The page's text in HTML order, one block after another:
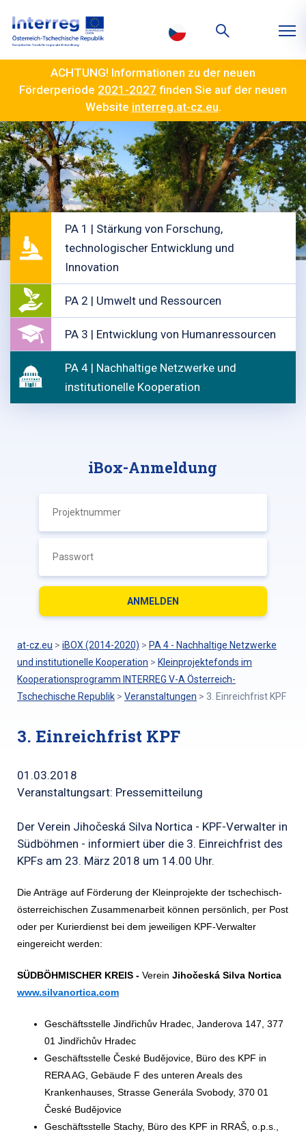
ACHTUNG! Informationen zu der neuen
Förderperiode 2021-2027 finden Sie auf der neuen
Website interreg.at-cz.eu.
PA 1 | Stärkung von Forschung,
technologischer Entwicklung und
Innovation
PA 2 | Umwelt und Ressourcen
PA 3 | Entwicklung von Humanressourcen
PA 4 | Nachhaltige Netzwerke und
institutionelle Kooperation
iBox-Anmeldung
at-cz.eu > iBOX (2014-2020) > PA 4 - Nachhaltige Netzwerke
und institutionelle Kooperation > Kleinprojektefonds im
Kooperationsprogramm INTERREG V-A Österreich-
Tschechische Republik > Veranstaltungen > 3. Einreichfrist KPF
3. Einreichfrist KPF
01.03.2018
Veranstaltungsart: Pressemitteilung
Der Verein Jihočeská Silva Nortica - KPF-Verwalter in
Südböhmen - informiert über die 3. Einreichfrist des
KPFs am 23. März 2018 um 14.00 Uhr.
Die Anträge auf Förderung der Kleinprojekte der tschechisch-
österreichischen Zusammenarbeit können persönlich, per Post
oder per Kurierdienst bei dem jeweiligen KPF-Verwalter
eingereicht werden:
SÜDBÖHMISCHER KREIS - Verein­ Jihočeská Silva Nortica
www.silvanortica.com
Geschäftsstelle Jindřichův Hradec, Janderova 147, 377
01 Jindřichův Hradec
Geschäftsstelle České Budějovice, Büro des KPF in
RERA AG, Gebäude F des unteren Areals des
Krankenhauses, Strasse Generála Svobody, 370 01
České Budějovice
Geschäftsstelle Stachy, Büro des KPF in RRAŠ, o.p.s.,